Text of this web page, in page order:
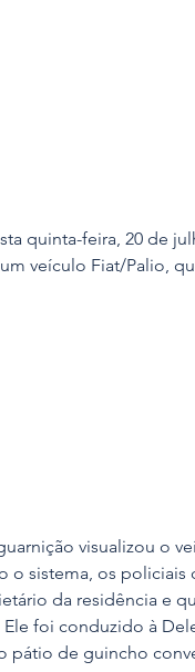
quinta-feira, 20 de
veículo Fiat/Palio,
visualizou o
o sistema, os
da residência e
Ele foi conduzido à
pátio de guincho